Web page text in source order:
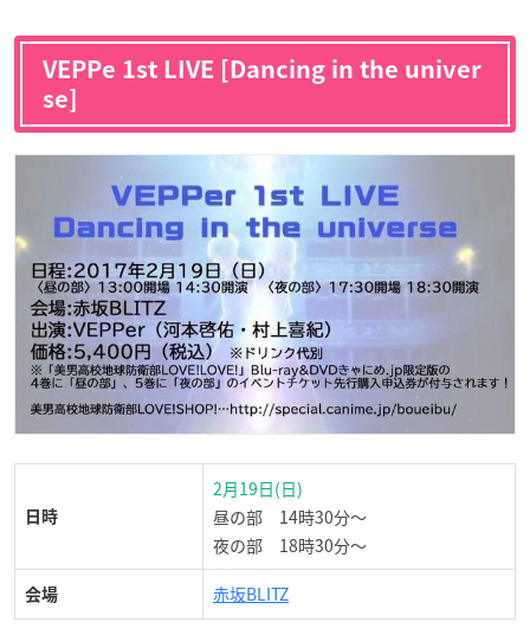
VEPPe 1st LIVE [Dancing in the univer
se]
日時
2月19日(日)
昼の部 14時30分〜
夜の部 18時30分〜
会場 赤坂BLITZ